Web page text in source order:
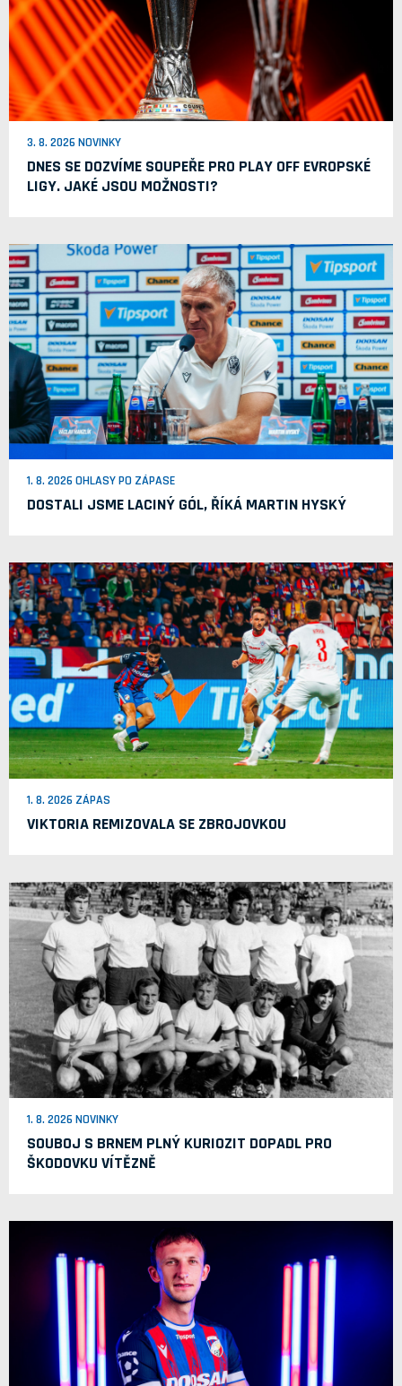
3. 8. 2026 NOVINKY
DNES SE DOZVÍME SOUPEŘE PRO PLAY OFF EVROPSKÉ
LIGY. JAKÉ JSOU MOŽNOSTI?
1. 8. 2026 OHLASY PO ZÁPASE
DOSTALI JSME LACINÝ GÓL, ŘÍKÁ MARTIN HYSKÝ
1. 8. 2026 ZÁPAS
VIKTORIA REMIZOVALA SE ZBROJOVKOU
1. 8. 2026 NOVINKY
SOUBOJ S BRNEM PLNÝ KURIOZIT DOPADL PRO
ŠKODOVKU VÍTĚZNĚ